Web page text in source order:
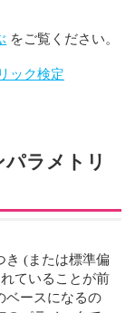
をご覧ください。
ック検定
ラメトリ
き (または標準偏
ていることが前
ベースになるの